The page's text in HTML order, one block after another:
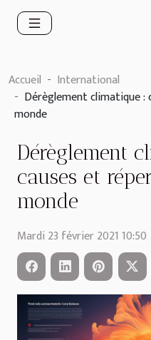
Accueil
International
Dérèglement climatique :
monde
Dérèglement
causes et
monde
Mardi 23 février 2021 10:50